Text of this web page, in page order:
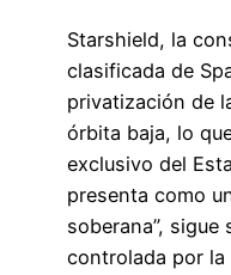
Starshield, la
clasificada de
privatización de
órbita baja, lo
exclusivo del
presenta como
soberana”,
controlada por la